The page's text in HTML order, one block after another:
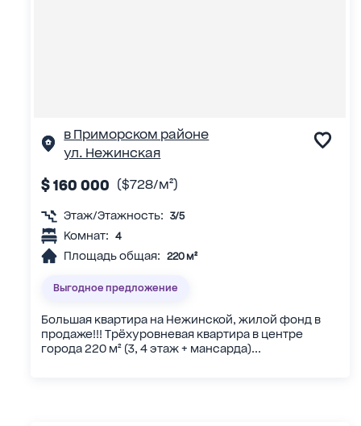
в Приморском районе
ул. Нежинская
$ 160 000 ($728/м²)
Этаж/Этажность: 3/5
Комнат: 4
Площадь общая: 220 м²
Выгодное предложение
Большая квартира на Нежинской, жилой фонд в
продаже!!! Трёхуровневая квартира в центре
города 220 м² (3, 4 этаж + мансарда)...